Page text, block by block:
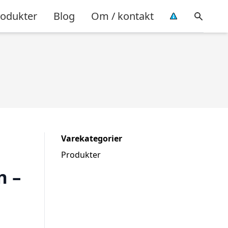
Blog Om / kontakt
–
Varekategorier
Produkter